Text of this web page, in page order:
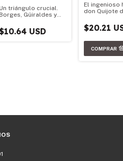
triángulo crucial.
Güiraldes y
USD
El ingenioso
don Quijote
$20.21